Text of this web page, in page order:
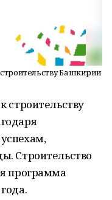
Башкирии
строительству
Строительство
программа